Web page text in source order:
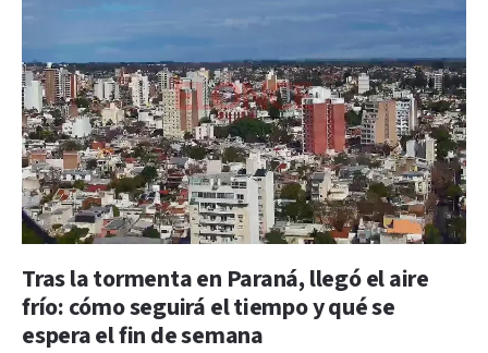
Tras la tormenta en Paraná, llegó el aire
frío: cómo seguirá el tiempo y qué se
espera el fin de semana